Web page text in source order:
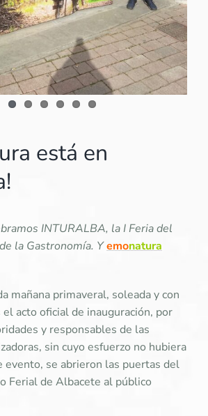
está en
INTURALBA, la I Feria del
la Gastronomía. Yemonatura
mañana primaveral, soleada y con
el acto oficial de inauguración, por
y responsables de las
sin cuyo esfuerzo no hubiera
evento, se abrieron las puertas del
Ferial de Albacete al público